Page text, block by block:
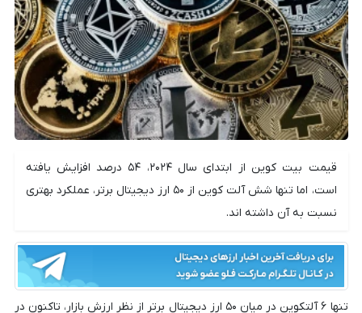
قیمت بیت کوین از ابتدای سال ۲۰۲۴، ۵۴ درصد افزایش یافته
است، اما تنها شش آلت کوین از ۵۰ ارز دیجیتال برتر، عملکرد بهتری
نسبت به آن داشته اند.
تنها ۶ آلتکوین در میان ۵۰ ارز دیجیتال برتر از نظر ارزش بازار، تاکنون در